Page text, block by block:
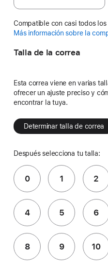
Compatible con casi todos
Más información sobre la
Talla de la correa
Esta correa viene en varias
ofrecer un ajuste preciso y
encontrar la tuya.
Determinar talla de correa
Después selecciona tu talla:
0 1 2
4 5 6
8 9 10